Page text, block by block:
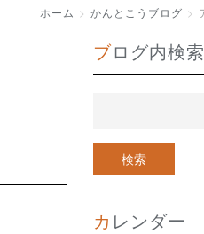
ホーム かんとこうブログ
ブログ内検索
カレンダー